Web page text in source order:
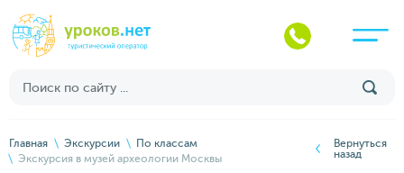
Главная Экскурсии
По классам
Экскурсия в музей археологии Москвы
Вернуться
назад